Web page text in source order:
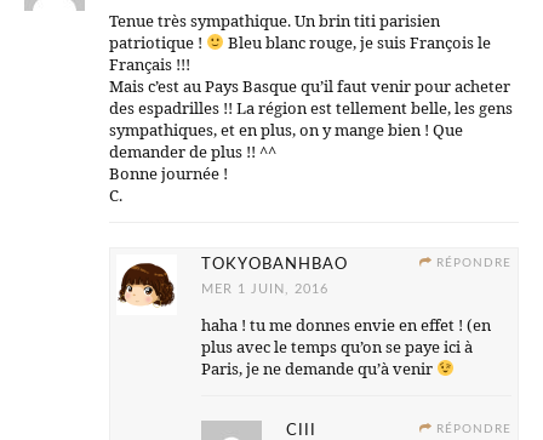
Tenue très sympathique. Un brin titi parisien
patriotique !
Bleu blanc rouge, je suis François le
Français !!!
Mais c’est au Pays Basque qu’il faut venir pour acheter
des espadrilles !! La région est tellement belle, les gens
sympathiques, et en plus, on y mange bien ! Que
demander de plus !! ^^
Bonne journée !
C.
RÉPONDRE
TOKYOBANHBAO
MER 1 JUIN, 2016
haha ! tu me donnes envie en effet ! (en
plus avec le temps qu’on se paye ici à
Paris, je ne demande qu’à venir
RÉPONDRE
CIII